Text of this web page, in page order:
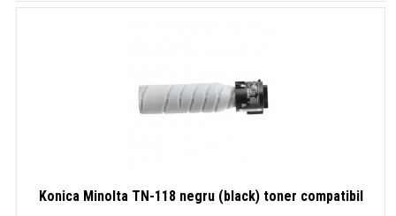
Konica Minolta TN-118 negru (black) toner compatibil